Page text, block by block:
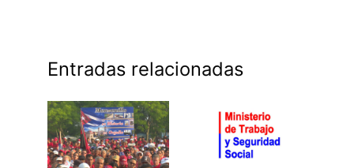
Entradas relacionadas